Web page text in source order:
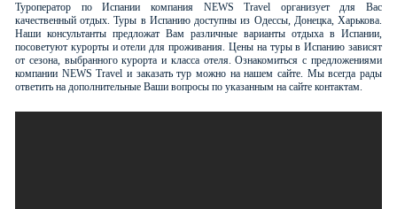
Туроператор по Испании компания NEWS Travel организует для Вас
качественный отдых. Туры в Испанию доступны из Одессы, Донецка, Харькова.
Наши консультанты предложат Вам различные варианты отдыха в Испании,
посоветуют курорты и отели для проживания. Цены на туры в Испанию зависят
от сезона, выбранного курорта и класса отеля. Ознакомиться с предложениями
компании NEWS Travel и заказать тур можно на нашем сайте. Мы всегда рады
ответить на дополнительные Ваши вопросы по указанным на сайте контактам.